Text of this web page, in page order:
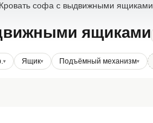
Кровать софа с выдвижными ящиками
ящиками
Ящик Подъёмный механизм